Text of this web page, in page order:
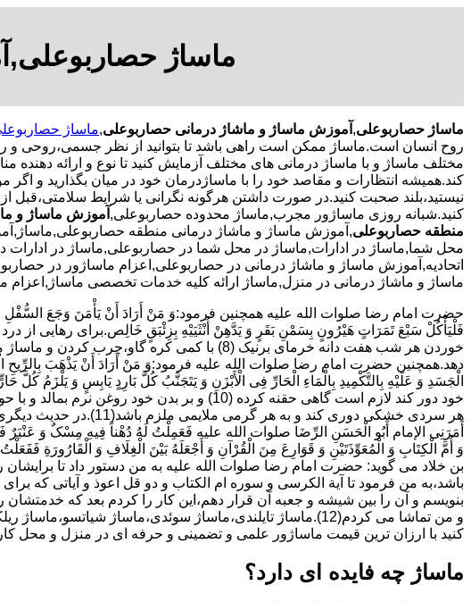
ماساژ
ماساژ حصاربوعلی, آموزش ماساژ و ماشاژ درمانی حصاربوعلی,ماساژ
روح انسان است.ماساژ ممکن است راهی باشد تا بتوانید از نظر جسمی،روحی و
مختلف ماساژ و با ماساژ درمانی های مختلف آزمایش کنید تا نوع و ارائه دهنده
کند.همیشه انتظارات و مقاصد خود را با ماساژدرمان خود در میان بگذارید و اگر
نیستید،بلند صحبت کنید.در صورت داشتن هرگونه نگرانی یا شرایط سلامتی،قبل
کنید.شبانه روزی ماساژور مجرب,ماساژ محدوده حصاربوعلی, آموزش ماساژ و
منطقه حصاربوعلی,آموزش ماساژ و ماشاژ درمانی منطقه
محل شما,ماساژ در ادارات,ماساژ در محل شما در حصاربوعلی,ماساژ در ادارات
اتحادیه,آموزش ماساژ و ماشاژ درمانی در حصاربوعلی,اعزام ماساژور در
ماساژ و ماشاژ درمانی در منزل,ماساژ ارائه کلیه خدمات تخصصی ماساژ,اعزام
حضرت امام رضا صلوات الله علیه همچنین فرمود:وَ مَنْ أَرَادَ أَنْ یَأْمَنَ وَجَعَ السُّفْلِ
دهد.همچنین حضرت امام رضا صلوات الله علیه فرمود:وَ مَنْ أَرَادَ أَنْ یَذْهَبَ بِالرِّیحِ
الْجَسَدِ وَ عَلَیْهِ بِالتَّکْمِیدِ بِالْمَاءِ الْحَارِّ فِی الْأَبْزَنِ وَ یَتَجَنَّبُ کُلَّ بَارِدٍ یَابِسٍ وَ یَلْزَمُ کُلَّ
خود دور کند لازم است گاهی حقنه کرده (10) و بر بدن خود
هر سردی خشکی دوری کند و به
أَمَرَنِی الإمام أَبُو الْحَسَنِ الرِّضَا صلوات الله علیه فَعَمِلْتُ لَهُ دُهْناً فِیهِ مِسْکٌ وَ
وَ أُمَّ الْکِتَابِ وَ الْمُعَوِّذَتَیْنِ وَ قَوَارِعَ مِنَ الْقُرْآنِ وَ أَجْعَلَهُ بَیْنَ الْغِلَافِ وَ الْقَارُورَةِ فَفَعَلْتُ
بن خلاد می گوید: حضرت امام رضا صلوات الله علیه به من دستور داد تا
باشد،به من فرمود تا آیة الکرسى و سوره ام الکتاب و دو قل اعوذ و آیاتى که
بنویسم و آن را بین شیشه و جعبه آن قرار دهم،این کار را کردم بعد که
و من تماشا می کردم(12).ماساژ تایلندی،ماساژ سوئدی،ماساژ
کنید با ارزان ترین قیمت ماساژور علمی و تضمینی و حرفه ای در منزل و محل کار در اسرع وقت
ماساژ چه فایده ای دارد؟